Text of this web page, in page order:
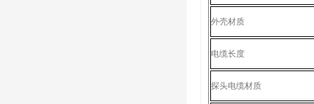
外壳材质
电缆长度
探头电缆材质